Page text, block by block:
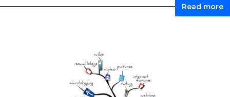
Read more